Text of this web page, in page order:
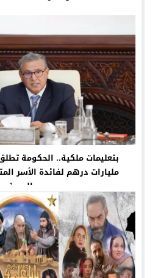
مليارات درهم لفائدة الأسر
الجوية